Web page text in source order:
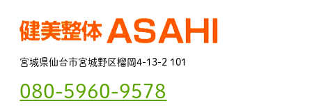
宮城県仙台市宮城野区榴岡4-13-2 101
080-5960-9578